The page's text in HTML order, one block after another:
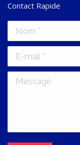
Contact Rapide
Nom *
E-mail *
Message